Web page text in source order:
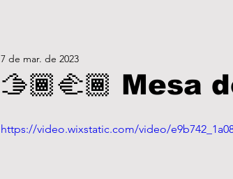
🫱🏾‍🫲🏾
7 de mar. de 2023
https://video.wixstatic.com/video/